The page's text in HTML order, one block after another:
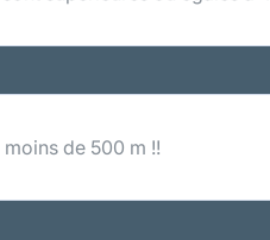
de 500 m !!